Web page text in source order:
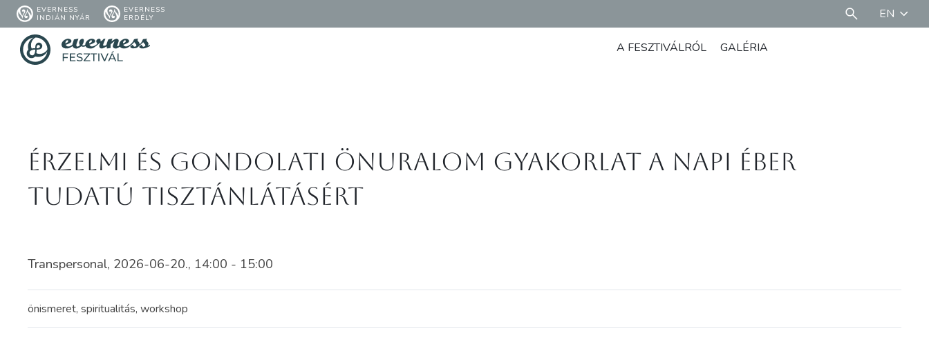
EVERNESS
INDIÁN NYÁR
EVERNESS
ERDÉLY
EN
A FESZTIVÁLRÓL GALÉRIA
Érzelmi és gondolati önuralom gyakorlat a napi éber
tudatú tisztánlátásért
Transpersonal, 2026-06-20., 14:00 - 15:00
önismeret, spiritualitás, workshop